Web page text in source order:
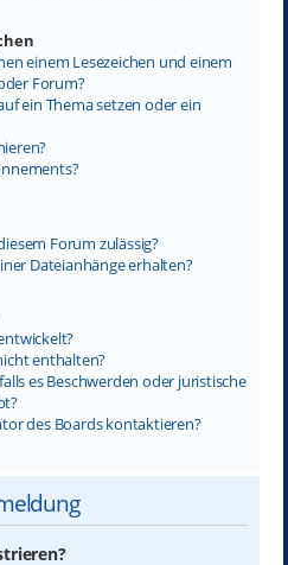
einem Lesezeichen und einem
Forum?
ein Thema setzen oder ein
Forum zulässig?
Dateianhänge erhalten?
enthalten?
es Beschwerden oder juristische
des Boards kontaktieren?